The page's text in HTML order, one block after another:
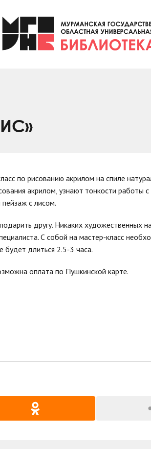
по рисованию акрилом на спиле
акрилом, узнают тонкости работы
с лисом.
другу. Никаких художественных
С собой на мастер-класс
будет длиться 2.5-3 часа.
оплата по Пушкинской карте.